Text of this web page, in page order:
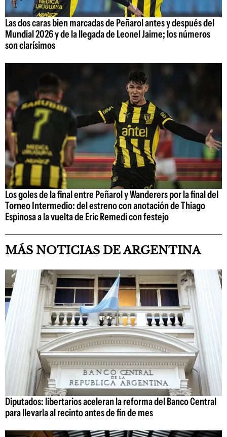
Las dos caras bien marcadas de Peñarol antes y después del
Mundial 2026 y de la llegada de Leonel Jaime; los números
son clarísimos
Los goles de la final entre Peñarol y Wanderers por la final del
Torneo Intermedio: del estreno con anotación de Thiago
Espinosa a la vuelta de Eric Remedi con festejo
MÁS NOTICIAS DE ARGENTINA
Diputados: libertarios aceleran la reforma del Banco Central
para llevarla al recinto antes de fin de mes